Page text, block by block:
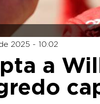
2025 - 10:02
a